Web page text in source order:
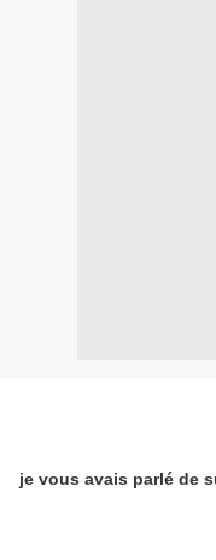
je vous avais parlé de